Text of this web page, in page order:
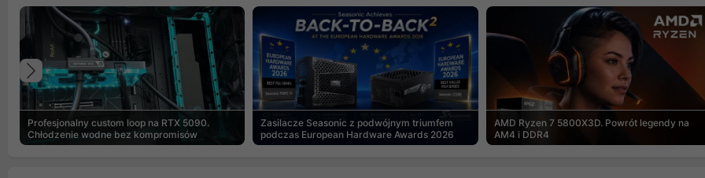
Profesjonalny custom loop na RTX 5090.
Chłodzenie wodne bez kompromisów
Zasilacze Seasonic z podwójnym triumfem
podczas European Hardware Awards 2026
AMD Ryzen 7 5800X3D. Powrót legendy na
AM4 i DDR4
Poprzedni